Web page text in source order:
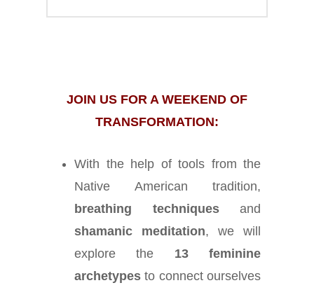
JOIN US FOR A WEEKEND OF
TRANSFORMATION:
With the help of tools from the
Native American tradition,
breathing techniquesand
shamanic meditation, we will
explore the 13 feminine
archetypes to connect ourselves